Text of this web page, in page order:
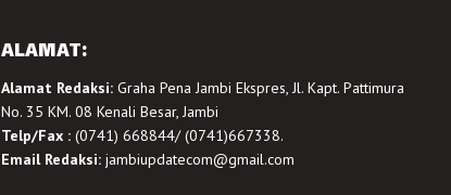
ALAMAT:
Alamat Redaksi:Graha Pena Jambi Ekspres, Jl. Kapt. Pattimura
No. 35 KM. 08 Kenali Besar, Jambi
Telp/Fax :(0741) 668844/ (0741)667338.
Email Redaksi: jambiupdatecom@gmail.com